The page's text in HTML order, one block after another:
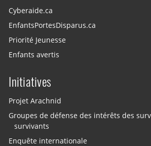
Cyberaide.ca
EnfantsPortesDisparus.ca
Priorité Jeunesse
Enfants avertis
Initiatives
Projet Arachnid
Groupes de défense des intérêts des
survivants
Enquête internationale